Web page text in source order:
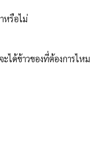
หรือไม่
ได้ข้าวของที่ต้องการไหม